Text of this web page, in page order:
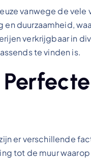
vanwege de
duurzaamheid,
verkrijgbaar in
te vinden is.
er verschillende
tot de muur